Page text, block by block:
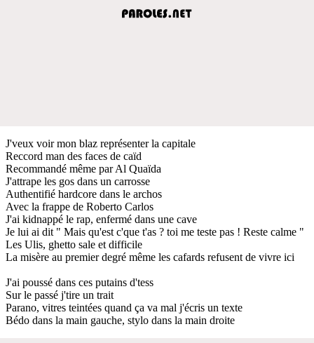
J'veux voir mon blaz représenter la capitale
Reccord man des faces de caïd
Recommandé même par Al Quaïda
J'attrape les gos dans un carrosse
Authentifié hardcore dans le archos
Avec la frappe de Roberto Carlos
J'ai kidnappé le rap, enfermé dans une cave
Je lui ai dit " Mais qu'est c'que t'as ? toi me teste pas ! Reste calme "
Les Ulis, ghetto sale et difficile
La misère au premier degré même les cafards refusent de vivre ici
J'ai poussé dans ces putains d'tess
Sur le passé j'tire un trait
Parano, vitres teintées quand ça va mal j'écris un texte
Bédo dans la main gauche, stylo dans la main droite